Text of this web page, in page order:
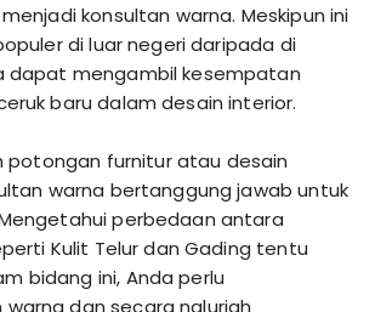
konsultan warna. Meskipun ini
di luar negeri daripada di
dapat mengambil kesempatan
baru dalam desain interior.
potongan furnitur atau desain
warna bertanggung jawab untuk
perbedaan antara
Kulit Telur dan Gading tentu
bidang ini, Anda perlu
dan secara naluriah